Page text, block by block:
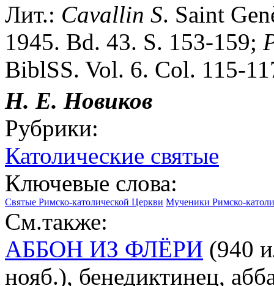
Лит.: Cavallin S. Saint
1945. Bd. 43. S. 153-159;
BiblSS. Vol. 6. Col. 115-
Н. Е. Новиков
Рубрики:
Католические святые
Ключевые слова:
Святые Римско-католической Церкви Мученики Римско-
См.также:
АББОН ИЗ ФЛЁРИ (940
нояб.), бенедиктинец,